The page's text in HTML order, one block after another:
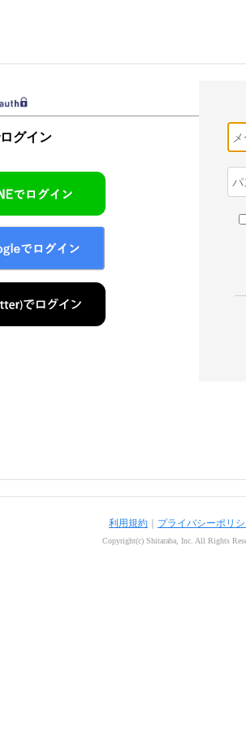
グイン
利用規約 プライバシーポリ
Copyright(c) Shitaraba, Inc. All Rights